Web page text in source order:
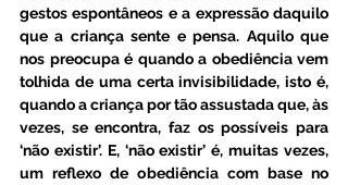
gestos espontâneos e a expressão daquilo
que a criança sente e pensa. Aquilo que
nos preocupa é quando a obediência vem
tolhida de uma certa invisibilidade, isto é,
quando a criança por tão assustada que, às
vezes, se encontra, faz os possíveis para
‘não existir’. E, ‘não existir’ é, muitas vezes,
um reflexo de obediência com base no